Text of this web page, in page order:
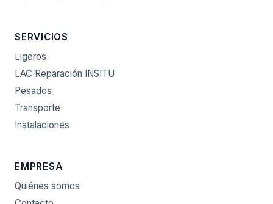
SERVICIOS
Ligeros
LAC Reparación INSITU
Pesados
Transporte
Instalaciones
EMPRESA
Quiénes somos